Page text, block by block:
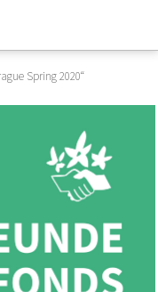
Spring 2020“